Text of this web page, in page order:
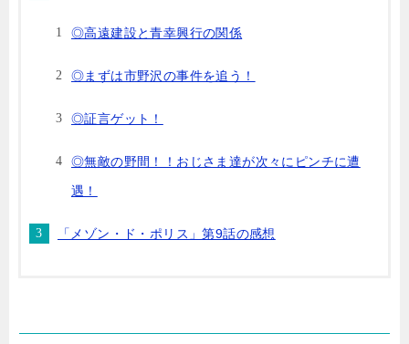
◎高遠建設と青幸興行の関係
◎まずは市野沢の事件を追う！
◎証言ゲット！
◎無敵の野間！！おじさま達が次々にピンチに遭
遇！
「メゾン・ド・ポリス」第9話の感想